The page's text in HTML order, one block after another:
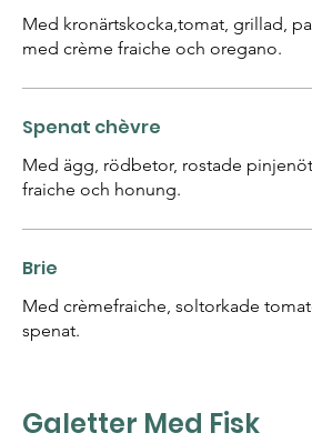
Med kronärtskocka,tomat, grillad,
med crème fraiche och oregano.
Spenat chèvre
Med ägg, rödbetor, rostade
fraiche och honung.
Brie
Med crèmefraiche, soltorkade
spenat.
Galetter Med Fisk